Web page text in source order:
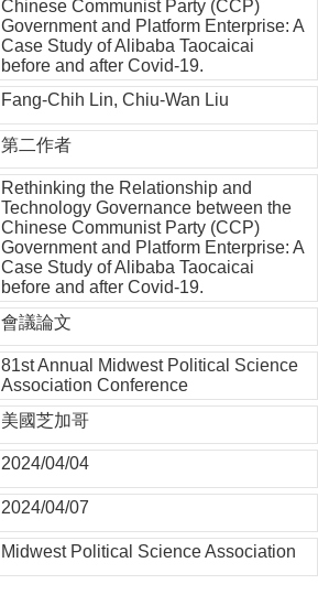
Chinese Communist Party (CCP)
Government and Platform Enterprise: A
Case Study of Alibaba Taocaicai
before and after Covid-19.
Fang-Chih Lin, Chiu-Wan Liu
第二作者
Rethinking the Relationship and
Technology Governance between the
Chinese Communist Party (CCP)
Government and Platform Enterprise: A
Case Study of Alibaba Taocaicai
before and after Covid-19.
會議論文
81st Annual Midwest Political Science
Association Conference
美國芝加哥
2024/04/04
2024/04/07
Midwest Political Science Association